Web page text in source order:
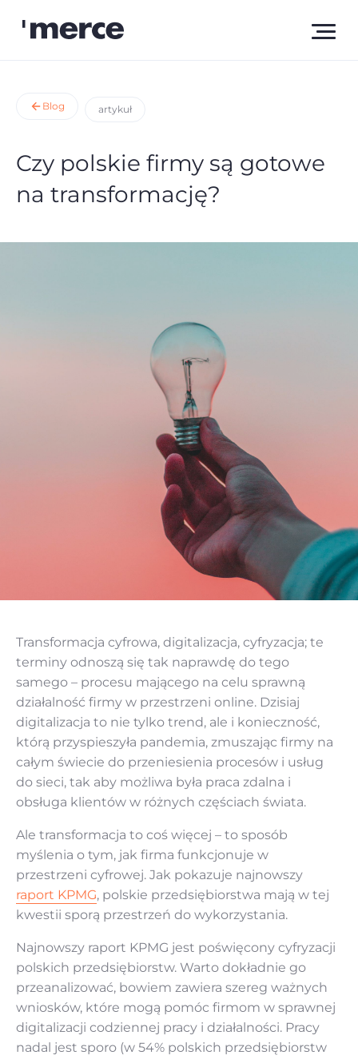
Blog artykuł
Czy polskie firmy są gotowe
na transformację?
Transformacja cyfrowa, digitalizacja, cyfryzacja; te
terminy odnoszą się tak naprawdę do tego
samego – procesu mającego na celu sprawną
działalność firmy w przestrzeni online. Dzisiaj
digitalizacja to nie tylko trend, ale i konieczność,
którą przyspieszyła pandemia, zmuszając firmy na
całym świecie do przeniesienia procesów i usług
do sieci, tak aby możliwa była praca zdalna i
obsługa klientów w różnych częściach świata.
Ale transformacja to coś więcej – to sposób
myślenia o tym, jak firma funkcjonuje w
przestrzeni cyfrowej. Jak pokazuje najnowszy
raport KPMG, polskie przedsiębiorstwa mają w tej
kwestii sporą przestrzeń do wykorzystania.
Najnowszy raport KPMG jest poświęcony cyfryzacji
polskich przedsiębiorstw. Warto dokładnie go
przeanalizować, bowiem zawiera szereg ważnych
wniosków, które mogą pomóc firmom w sprawnej
digitalizacji codziennej pracy i działalności. Pracy
nadal jest sporo (w 54% polskich przedsiębiorstw